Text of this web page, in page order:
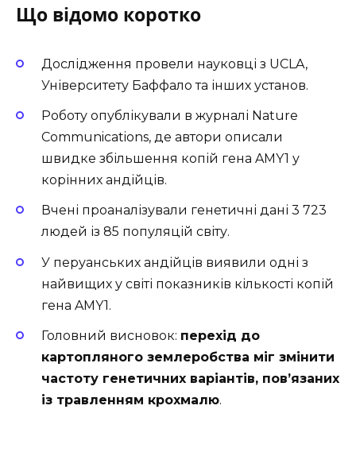
Що відомо коротко
Дослідження провели науковці з UCLA,
Університету Баффало та інших установ.
Роботу опублікували в журналі Nature
Communications, де автори описали
швидке збільшення копій гена AMY1 у
корінних андійців.
Вчені проаналізували генетичні дані 3 723
людей із 85 популяцій світу.
У перуанських андійців виявили одні з
найвищих у світі показників кількості копій
гена AMY1.
Головний висновок: перехід до
картопляного землеробства міг змінити
частоту генетичних варіантів, пов’язаних
із травленням крохмалю.